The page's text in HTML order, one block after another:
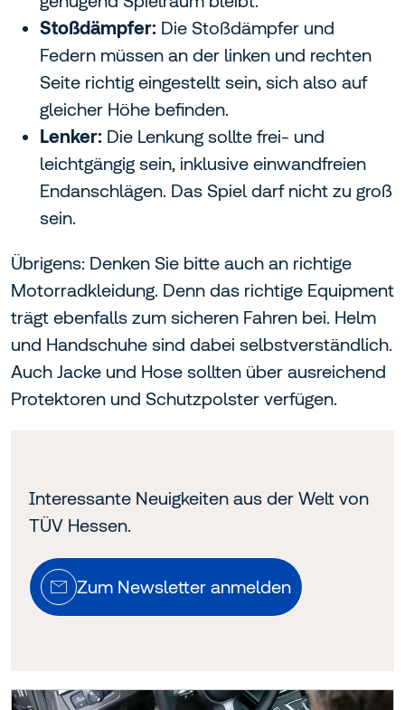
Stoßdämpfer: Die Stoßdämpfer und
Federn müssen an der linken und rechten
Seite richtig eingestellt sein, sich also auf
gleicher Höhe befinden.
Lenker: Die Lenkung sollte frei- und
leichtgängig sein, inklusive einwandfreien
Endanschlägen. Das Spiel darf nicht zu groß
sein.
Übrigens: Denken Sie bitte auch an richtige
Motorradkleidung. Denn das richtige Equipment
trägt ebenfalls zum sicheren Fahren bei. Helm
und Handschuhe sind dabei selbstverständlich.
Auch Jacke und Hose sollten über ausreichend
Protektoren und Schutzpolster verfügen.
Interessante Neuigkeiten aus der Welt von
TÜV Hessen.
Zum Newsletter anmelden